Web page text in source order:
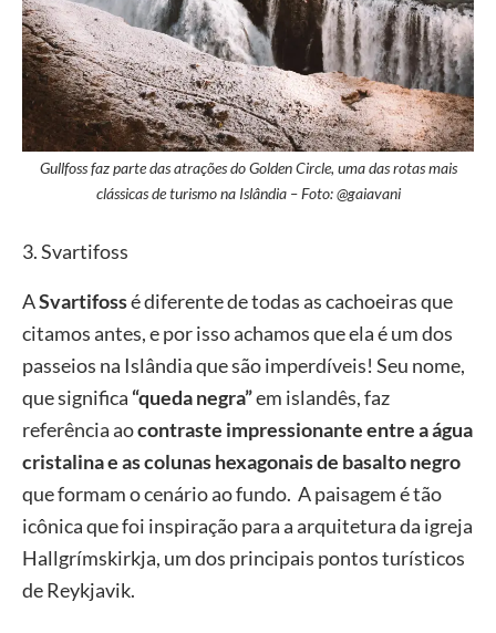
Gullfoss faz parte das atrações do Golden Circle, uma das rotas mais
clássicas de turismo na Islândia – Foto: @gaiavani
3. Svartifoss
ASvartifossé diferente de todas as cachoeiras que
citamos antes, e por isso achamos que ela é um dos
passeios na Islândia que são imperdíveis! Seu nome,
que significa “queda negra”em islandês, faz
referência aocontraste impressionante entre a água
cristalina e as colunas hexagonais de basalto negro
que formam o cenário ao fundo. A paisagem é tão
icônica que foi inspiração para a arquitetura da igreja
Hallgrímskirkja, um dos principais pontos turísticos
de Reykjavik.